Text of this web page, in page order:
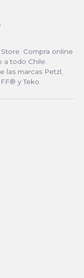
Compra online
a todo Chile.
las marcas Petzl,
y Teko.